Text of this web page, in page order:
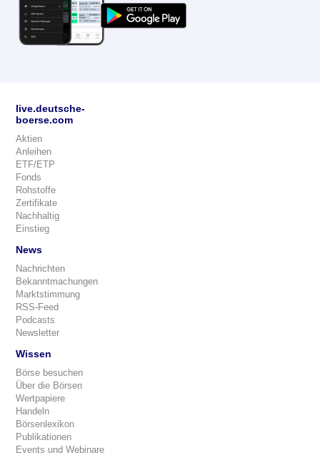
live.deutsche-
boerse.com
Aktien
Anleihen
ETF/ETP
Fonds
Rohstoffe
Zertifikate
Nachhaltig
Einstieg
News
Nachrichten
Bekanntmachungen
Marktstimmung
RSS-Feed
Podcasts
Newsletter
Wissen
Börse besuchen
Über die Börsen
Wertpapiere
Handeln
Börsenlexikon
Publikationen
Events und Webinare